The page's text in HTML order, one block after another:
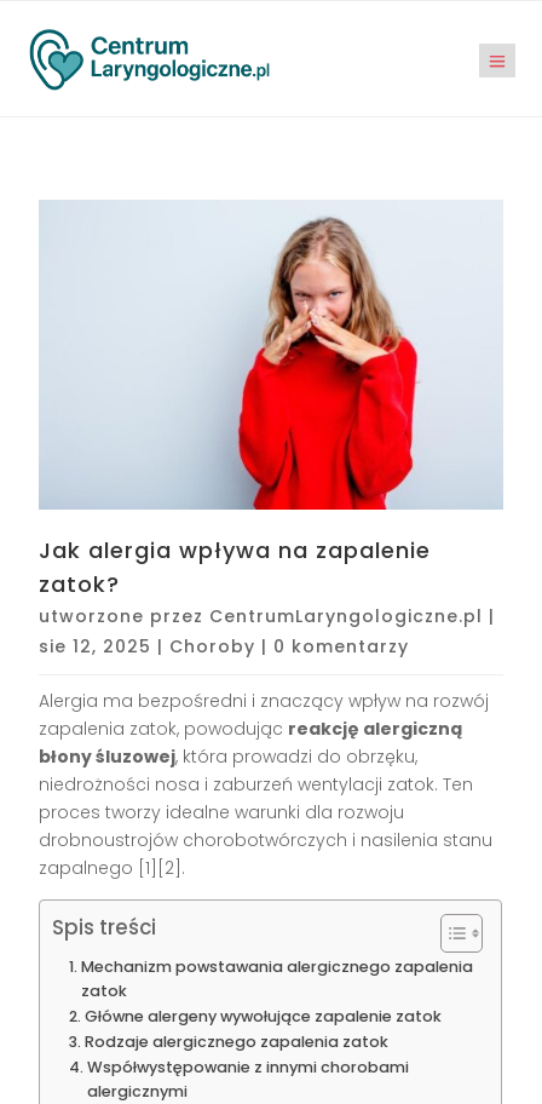
Jak alergia wpływa na zapalenie
zatok?
utworzone przez CentrumLaryngologiczne.pl |
sie 12, 2025 | Choroby | 0 komentarzy
Alergia ma bezpośredni i znaczący wpływ na rozwój
zapalenia zatok, powodując reakcję alergiczną
błony śluzowej, która prowadzi do obrzęku,
niedrożności nosa i zaburzeń wentylacji zatok. Ten
proces tworzy idealne warunki dla rozwoju
drobnoustrojów chorobotwórczych i nasilenia stanu
zapalnego [1][2].
Spis treści
Mechanizm powstawania alergicznego zapalenia
zatok
Główne alergeny wywołujące zapalenie zatok
Rodzaje alergicznego zapalenia zatok
Współwystępowanie z innymi chorobami
alergicznymi